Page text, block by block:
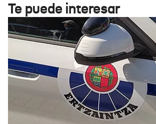
Te puede interesar